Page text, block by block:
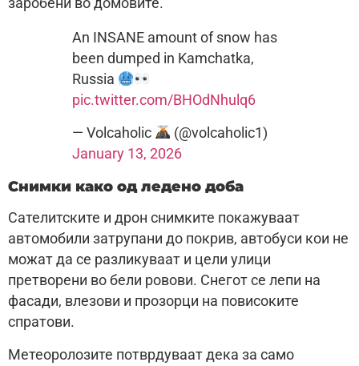
An INSANE amount of snow has
been dumped in Kamchatka,
Russia
pic.twitter.com/BHOdNhulq6
— Volcaholic
(@volcaholic1)
January 13, 2026
Снимки како од ледено доба
Сателитските и дрон снимките покажуваат
автомобили затрупани до покрив, автобуси кои не
можат да се разликуваат и цели улици
претворени во бели ровови. Снегот се лепи на
фасади, влезови и прозорци на повисоките
спратови.
Метеоролозите потврдуваат дека за само